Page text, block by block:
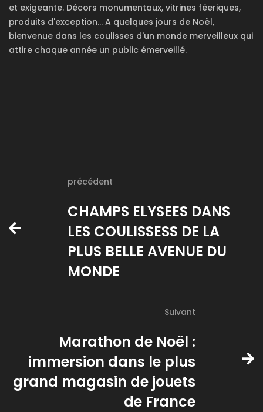
et exigeante. Décors monumentaux, vitrines féeriques,
produits d'exception... A quelques jours de Noël,
bienvenue dans les coulisses d'un monde merveilleux qui
attire chaque année un public émerveillé.
précédent
CHAMPS ELYSEES DANS
LES COULISSESS DE LA
PLUS BELLE AVENUE DU
MONDE
Suivant
Marathon de Noël :
immersion dans le plus
grand magasin de jouets
de France